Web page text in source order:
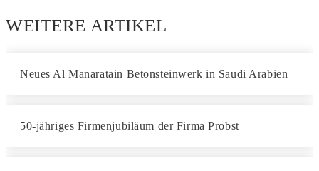
WEITERE ARTIKEL
Neues Al Manaratain Betonsteinwerk in Saudi Arabien
50-jähriges Firmenjubiläum der Firma Probst